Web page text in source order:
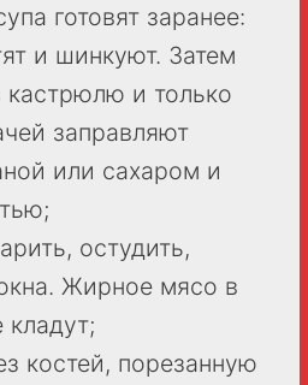
готовят заранее:
и шинкуют. Затем
и только
заправляют
или сахаром и
остудить,
Жирное мясо в
костей, порезанную